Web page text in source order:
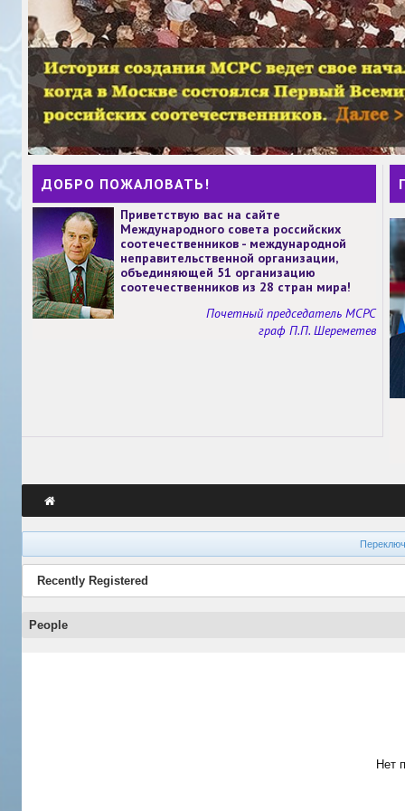
ДОБРО ПОЖАЛОВАТЬ!
Приветствую вас на сайте
Международного совета российских
соотечественников - международной
неправительственной организации,
объединяющей 51 организацию
соотечественников из 28 стран мира!
Почетный председатель МСРС
граф П.П. Шереметев
Recently Registered
People
Нет